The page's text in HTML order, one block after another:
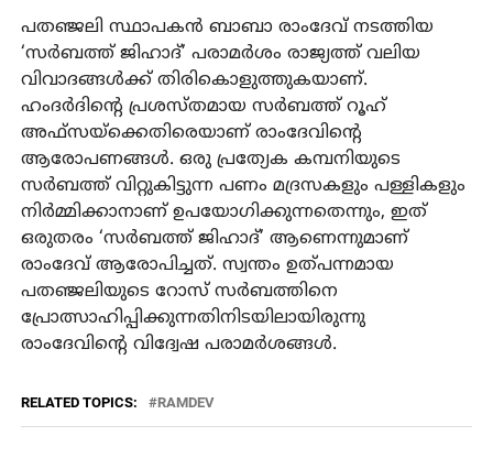
പതഞ്ജലി സ്ഥാപകൻ ബാബാ രാംദേവ് നടത്തിയ
‘സർബത്ത് ജിഹാദ്’ പരാമർശം രാജ്യത്ത് വലിയ
വിവാദങ്ങൾക്ക് തിരികൊളുത്തുകയാണ്.
ഹംദർദിൻ്റെ പ്രശസ്തമായ സർബത്ത് റൂഹ്
അഫ്സയ്ക്കെതിരെയാണ് രാംദേവിൻ്റെ
ആരോപണങ്ങൾ. ഒരു പ്രത്യേക കമ്പനിയുടെ
സർബത്ത് വിറ്റുകിട്ടുന്ന പണം മദ്രസകളും പള്ളികളും
നിർമ്മിക്കാനാണ് ഉപയോഗിക്കുന്നതെന്നും, ഇത്
ഒരുതരം ‘സർബത്ത് ജിഹാദ്’ ആണെന്നുമാണ്
രാംദേവ് ആരോപിച്ചത്. സ്വന്തം ഉത്പന്നമായ
പതഞ്ജലിയുടെ റോസ് സർബത്തിനെ
പ്രോത്സാഹിപ്പിക്കുന്നതിനിടയിലായിരുന്നു
രാംദേവിന്റെ വിദ്വേഷ പരാമർശങ്ങൾ.
RELATED TOPICS: RAMDEV